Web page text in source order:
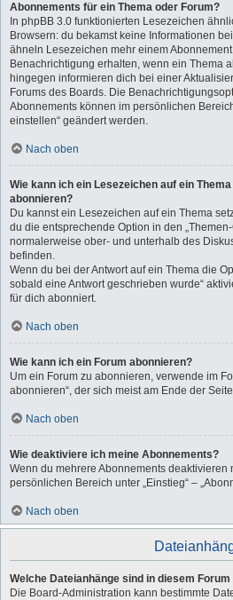
Abonnements für ein Thema oder Forum?
In phpBB 3.0 funktionierten Lesezeichen
Browsern: du bekamst keine Informationen
ähneln Lesezeichen mehr einem
Benachrichtigung erhalten, wenn ein Thema
hingegen informieren dich bei einer
Forums des Boards. Die
Abonnements können im persönlichen
einstellen“ geändert werden.
Nach oben
Wie kann ich ein Lesezeichen auf ein
abonnieren?
Du kannst ein Lesezeichen auf ein Thema
du die entsprechende Option in den
normalerweise ober- und unterhalb des
befinden.
Wenn du bei der Antwort auf ein Thema die
sobald eine Antwort geschrieben wurde“
für dich abonniert.
Nach oben
Wie kann ich ein Forum abonnieren?
Um ein Forum zu abonnieren, verwende im
abonnieren“, der sich meist am Ende der
Nach oben
Wie deaktiviere ich meine Abonnements?
Wenn du mehrere Abonnements deaktivieren
persönlichen Bereich unter „Einstieg“ –
Nach oben
Welche Dateianhänge sind in diesem
Die Board-Administration kann bestimmte